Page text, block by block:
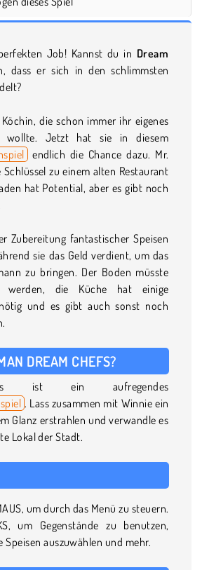
Job! Kannst du in Dream
dass er sich in den schlimmsten
die schon immer ihr eigenes
wollte. Jetzt hat sie in diesem
endlich die Chance dazu. Mr.
zu einem alten Restaurant
hat Potential, aber es gibt noch
Zubereitung fantastischer Speisen
sie das Geld verdient, um das
zu bringen. Der Boden müsste
werden, die Küche hat einige
nötig und es gibt auch sonst noch
DREAM CHEFS?
ist ein aufregendes
. Lass zusammen mit Winnie ein
Glanz erstrahlen und verwandle es
Lokal der Stadt.
um durch das Menü zu steuern.
um Gegenstände zu benutzen,
Speisen auszuwählen und mehr.